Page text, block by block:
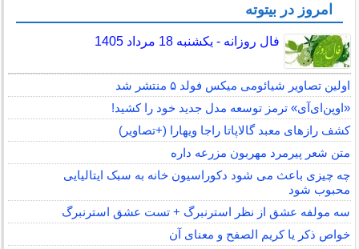
امروز در بیتوته
فال روزانه - یکشنبه 18 مرداد 1405
اولین تصاویر شیائومی میکس فولد ۵ منتشر شد
«اوپن‌ای‌آی» ترمز توسعه مدل جدید خود را کشید!
کشف رازهای معبد گالاپاتا راجا ویهارا (+تصاویر)
متن شعر پیرمرد مهربون مزرعه داره
چه چیزی باعث می شود دکوراسیون خانه به سبک ایتالیایی
محبوب شود
سه مولفه عشق از نظر استرنبرگ + تست عشق استرنبرگ
خواص ذکر یا کریم الصفح و معنای آن